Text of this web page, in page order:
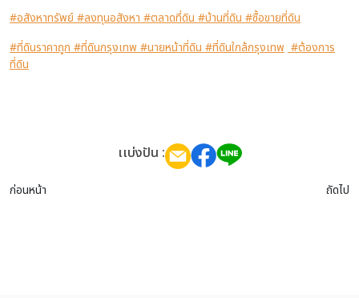
#อสังหาทรัพย์#ลงทุนอสังหา #ตลาดที่ดิน #บ้านที่ดิน #ซื้อขายที่ดิน
#ที่ดินราคาถูก #ที่ดินกรุงเทพ #นายหน้าที่ดิน #ที่ดินใกล้กรุงเทพ #ต้องการ
ที่ดิน
เเบ่งปัน :
ก่อนหน้า ถัดไป